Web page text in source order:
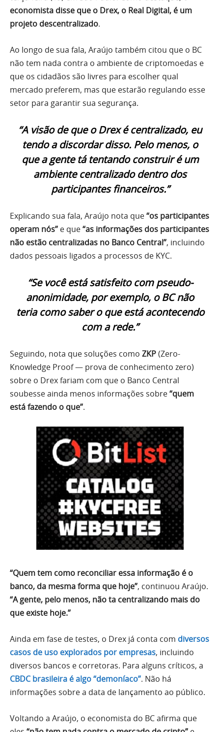
economista disse que o Drex, o Real Digital, é um
projeto descentralizado.
Ao longo de sua fala, Araújo também citou que o BC
não tem nada contra o ambiente de criptomoedas e
que os cidadãos são livres para escolher qual
mercado preferem, mas que estarão regulando esse
setor para garantir sua segurança.
“A visão de que o Drex é centralizado, eu
tendo a discordar disso. Pelo menos, o
que a gente tá tentando construir é um
ambiente centralizado dentro dos
participantes financeiros.”
Explicando sua fala, Araújo nota que“os participantes
operam nós” e que“as informações dos participantes
não estão centralizadas no Banco Central”, incluindo
dados pessoais ligados a processos de KYC.
“Se você está satisfeito com pseudo-
anonimidade, por exemplo, o BC não
teria como saber o que está acontecendo
com a rede.”
Seguindo, nota que soluções como ZKP(Zero-
Knowledge Proof — prova de conhecimento zero)
sobre o Drex fariam com que o Banco Central
soubesse ainda menos informações sobre“quem
está fazendo o que”.
“Quem tem como reconciliar essa informação é o
banco, da mesma forma que hoje”, continuou Araújo.
“A gente, pelo menos, não ta centralizando mais do
que existe hoje.”
Ainda em fase de testes, o Drex já conta com diversos
casos de uso explorados por empresas, incluindo
diversos bancos e corretoras. Para alguns críticos, a
CBDC brasileira é algo “demoníaco”. Não há
informações sobre a data de lançamento ao público.
Voltando a Araújo, o economista do BC afirma que